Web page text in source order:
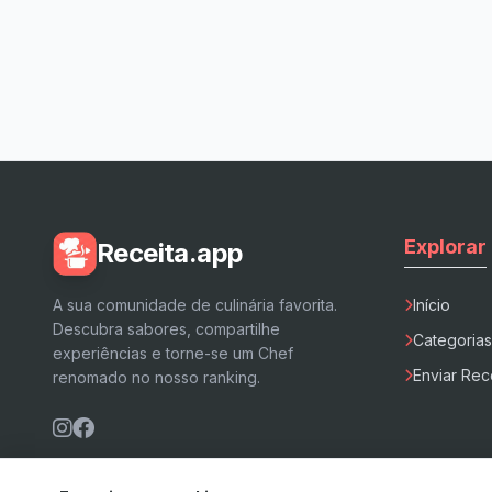
Receita.app
A sua comunidade de culinária favorita.
Descubra sabores, compartilhe
experiências e torne-se um Chef
renomado no nosso ranking.
Explorar
Início
Categorias
Enviar